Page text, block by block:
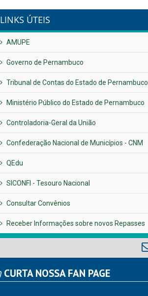
LINKS ÚTEIS
AMUPE
Governo de Pernambuco
Tribunal de Contas do Estado de Pernambuco
Ministério Público do Estado de Pernambuco
Controladoria-Geral da União
Confederação Nacional de Municípios - CNM
QEdu
SICONFI - Tesouro Nacional
Consultar Convênios
Receber Informações sobre novos Repasses
CURTA NOSSA FAN PAGE